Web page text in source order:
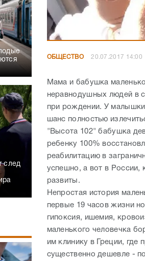
след
ОБЩЕСТВО 20.07.2017 14:00
Мама и бабушка
неравнодушных людей в
при рождении. У
шанс полностью
"Высота 102" бабушка
ребенку 100%
реабилитацию в
успешно, а вот в России,
развиты.
Непростая история
первые 19 часов жизни
гипоксия, ишемия,
маленького человечка
им клинику в Греции, где
существенно дешевле -